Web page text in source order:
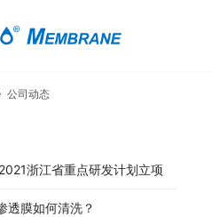
公司动态
浙江省重点研发计划立项
透膜如何清洗？